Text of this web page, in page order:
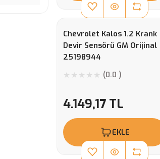
Chevrolet Kalos 1.2 Krank
Devir Sensörü GM Orijinal
25198944
(0.0 )
4.149,17 TL
EKLE